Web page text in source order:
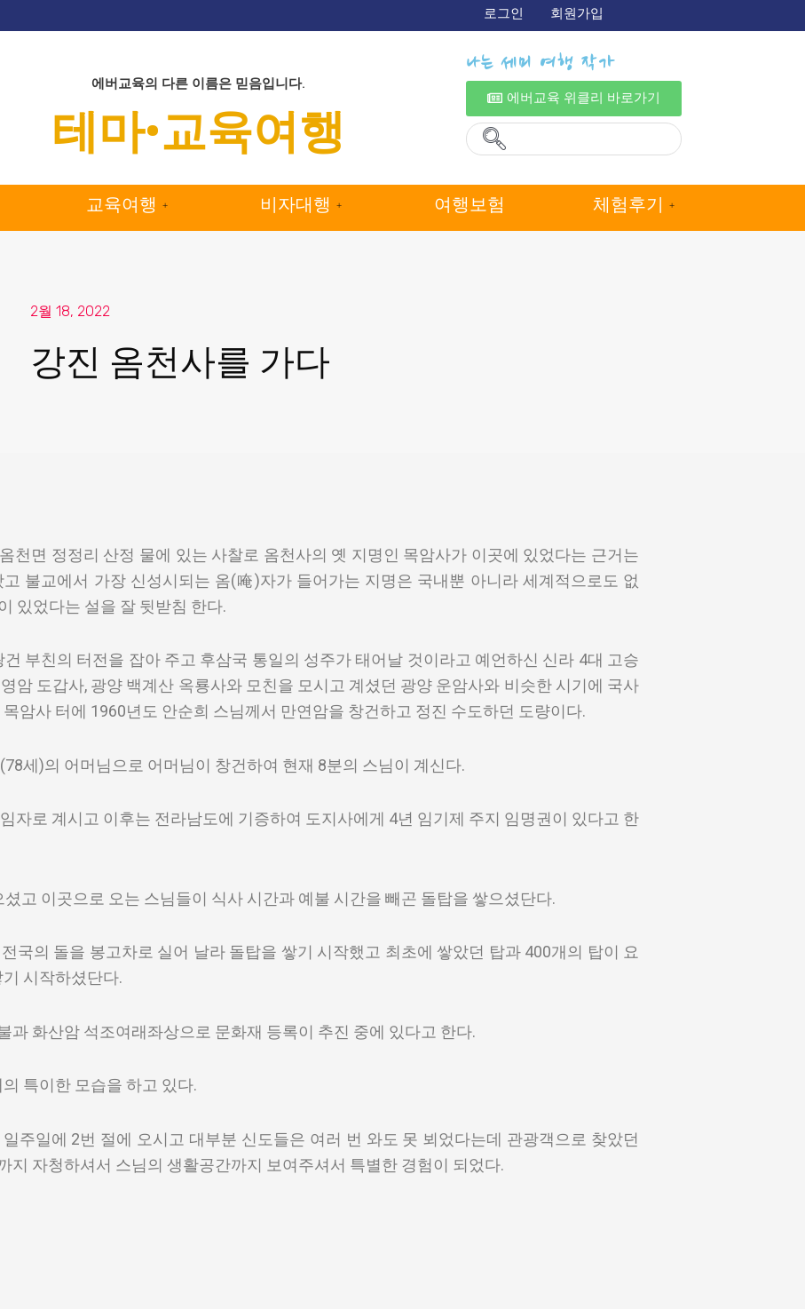
로그인 회원가입
에버교육의 다른 이름은 믿음입니다.
테마•교육여행
나는 세미 여행 작가
에버교육 위클리 바로가기
교육여행 비자대행 여행보험 체험후기
2월 18, 2022
강진 옴천사를 가다
천면 정정리 산정 물에 있는 사찰로 옴천사의 옛 지명인 목암사가 이곳에 있었다는 근거는
불교에서 가장 신성시되는 옴(唵)자가 들어가는 지명은 국내뿐 아니라 세계적으로도 없
있었다는 설을 잘 뒷받침 한다.
부친의 터전을 잡아 주고 후삼국 통일의 성주가 태어날 것이라고 예언하신 신라 4대 고승
암 도갑사, 광양 백계산 옥룡사와 모친을 모시고 계셨던 광양 운암사와 비슷한 시기에 국사
암사 터에 1960년도 안순희 스님께서 만연암을 창건하고 정진 수도하던 도량이다.
세)의 어머님으로 어머님이 창건하여 현재 8분의 스님이 계신다.
자로 계시고 이후는 전라남도에 기증하여 도지사에게 4년 임기제 주지 임명권이 있다고 한
고 이곳으로 오는 스님들이 식사 시간과 예불 시간을 빼곤 돌탑을 쌓으셨단다.
국의 돌을 봉고차로 실어 날라 돌탑을 쌓기 시작했고 최초에 쌓았던 탑과 400개의 탑이 요
시작하셨단다.
과 화산암 석조여래좌상으로 문화재 등록이 추진 중에 있다고 한다.
특이한 모습을 하고 있다.
주일에 2번 절에 오시고 대부분 신도들은 여러 번 와도 못 뵈었다는데 관광객으로 찾았던
지 자청하셔서 스님의 생활공간까지 보여주셔서 특별한 경험이 되었다.